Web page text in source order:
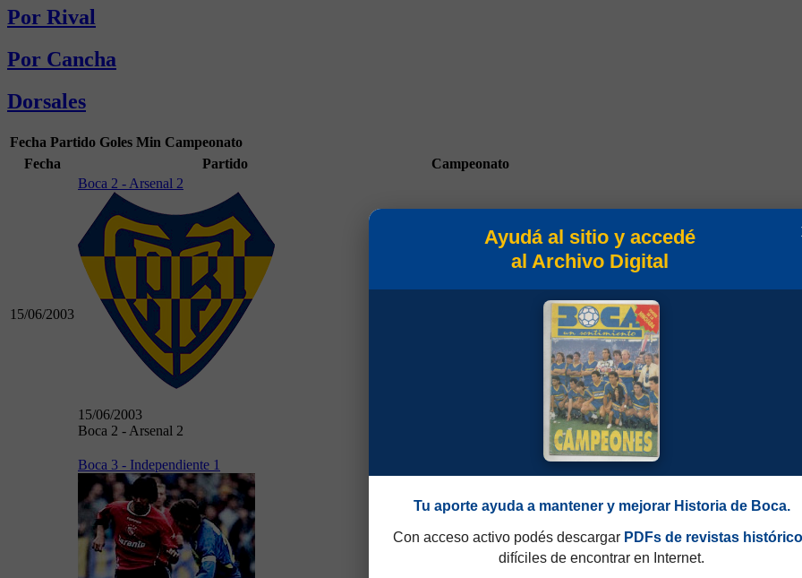
Por Rival
Por Cancha
Dorsales
Fecha Partido Goles Min Campeonato
Fecha
Partido Campeonato
15/06/2003
Boca 2 - Arsenal 2
15/06/2003
Boca 2 - Arsenal 2
Boca 3 - Independiente 1
Ayudá al sitio y accedé
al Archivo Digital
Tu aporte ayuda a mantener y mejorar Historia de Boca.
Con acceso activo podés descargar PDFs de revistas
difíciles de encontrar en Internet.